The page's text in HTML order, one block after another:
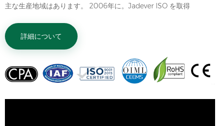
プレイの精度 1/15000 または
æ¤ãlb.oz/ PC 表示画面
（mm） 6桁のLCDディスプレ
イクロボルト/分割 入力電圧範囲
-2 mV〜20 mV センサー励起電
センサーに接続できます 非線形
ームセンサーに接続可能 非線形
A/D 変換出力期間 約 1秒あたり
6～10回 パワー 供給
(6V/4Ah) 外部 寸法(mm)
主な生産地域はあります。 2006年に。Jadever ISO を取得
ーカーの国際支店カナダ。
詳細について